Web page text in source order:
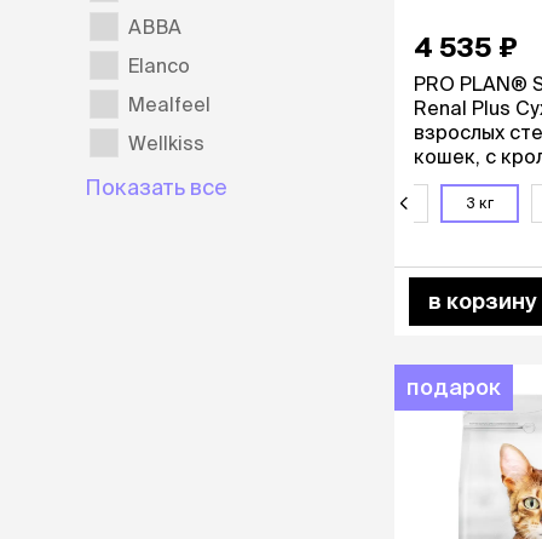
игровые
Дома-
игровые
Столбики
Коврики
Из
Доски
одежда и
Футболки и
Бантики и
Платья
Смешные
Украшения
аксессуары
АВВА
Elanco
Mealfeel
Wellkiss
Показать все
4 535 ₽
PRO PLAN®
Renal Plus
взрослых
кошек, с
1,5 кг 3 кг
в корзину
подарок